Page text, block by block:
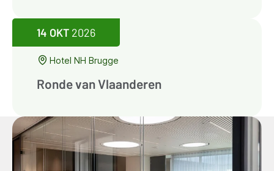
14 OKT 2026
Hotel NH Brugge
Ronde van Vlaanderen